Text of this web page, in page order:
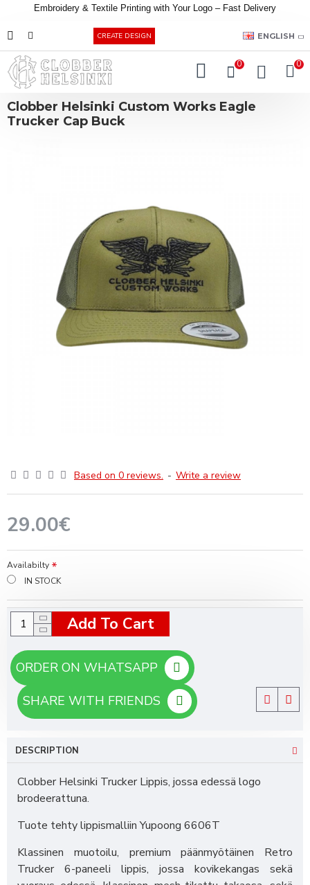
Embroidery & Textile Printing with Your Logo – Fast Delivery
CREATE DESIGN ENGLISH
0 0
Clobber Helsinki Custom Works Eagle
Trucker Cap Buck
Based on 0 reviews. - Write a review
29.00€
Availabilty
IN STOCK
Add To Cart
SHARE WITH FRIENDS
DESCRIPTION
Clobber Helsinki Trucker Lippis, jossa edessä logo
brodeerattuna.
Tuote tehty lippismalliin Yupoong 6606T
Klassinen muotoilu, premium päänmyötäinen Retro
Trucker 6-paneeli lippis, jossa kovikekangas sekä